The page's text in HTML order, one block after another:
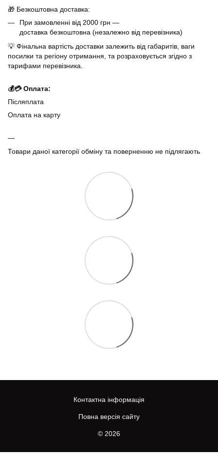
🎁 Безкоштовна доставка:
При замовленні від 2000 грн —
доставка безкоштовна (незалежно від перевізника)
💡 Фінальна вартість доставки залежить від габаритів, ваги
посилки та регіону отримання, та розраховується згідно з
тарифами перевізника.
💰💳 Оплата:
Післяплата
Оплата на карту
Товари даної категорії обміну та поверненню не підлягають
Контактна інформація
Повна версія сайту
© 2026